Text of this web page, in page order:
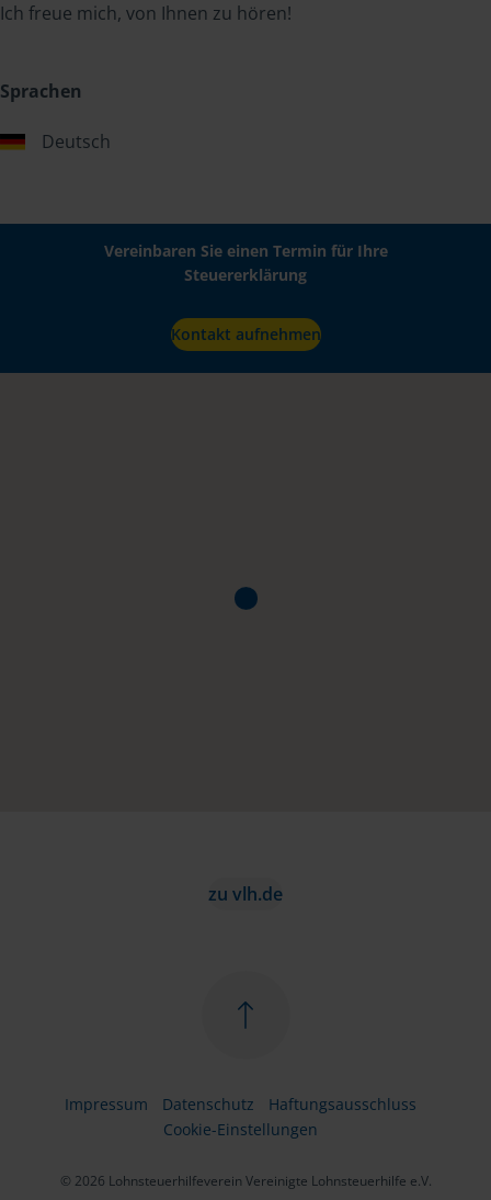
Ich freue mich, von Ihnen zu hören!
Sprachen
Deutsch
Vereinbaren Sie einen Termin für Ihre
Steuererklärung
Kontakt aufnehmen
zu vlh.de
Impressum Datenschutz
Haftungsausschluss
Cookie-Einstellungen
© 2026 Lohnsteuerhilfeverein Vereinigte Lohnsteuerhilfe e.V.